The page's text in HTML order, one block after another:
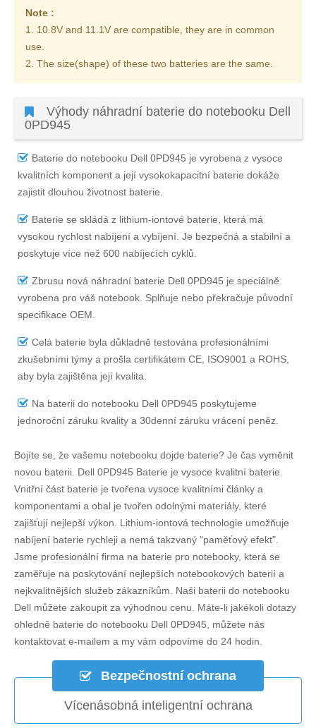
Note :
1. 10.8V and 11.1V are compatible, they are in common
use.
2. The size(shape) of these two batteries are the same.
Výhody náhradní baterie do notebooku Dell
0PD945
Baterie do notebooku Dell 0PD945 je vyrobena z vysoce
kvalitních komponent a její vysokokapacitní baterie dokáže
zajistit dlouhou životnost baterie.
Baterie se skládá z lithium-iontové baterie, která má
vysokou rychlost nabíjení a vybíjení. Je bezpečná a stabilní a
poskytuje více než 600 nabíjecích cyklů.
Zbrusu nová náhradní baterie Dell 0PD945 je speciálně
vyrobena pro váš notebook. Splňuje nebo překračuje původní
specifikace OEM.
Celá baterie byla důkladně testována profesionálními
zkušebními týmy a prošla certifikátem CE, ISO9001 a ROHS,
aby byla zajištěna její kvalita.
Na baterii do notebooku Dell 0PD945 poskytujeme
jednoroční záruku kvality a 30denní záruku vrácení peněz.
Bojíte se, že vašemu notebooku dojde baterie? Je čas vyměnit
novou baterii. Dell 0PD945 Baterie je vysoce kvalitní baterie.
Vnitřní část baterie je tvořena vysoce kvalitními články a
komponentami a obal je tvořen odolnými materiály, které
zajišťují nejlepší výkon. Lithium-iontová technologie umožňuje
nabíjení baterie rychleji a nemá takzvaný "paměťový efekt".
Jsme profesionální firma na baterie pro notebooky, která se
zaměřuje na poskytování nejlepších notebookových baterií a
nejkvalitnějších služeb zákazníkům. Naši baterii do notebooku
Dell můžete zakoupit za výhodnou cenu. Máte-li jakékoli dotazy
ohledně baterie do notebooku Dell 0PD945 , můžete nás
kontaktovat e-mailem a my vám odpovíme do 24 hodin.
Bezpečnostní ochrana
Vícenásobná inteligentní ochrana